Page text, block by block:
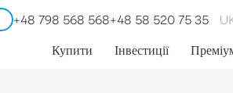
+48 798 568 568+48 58 520 75 35
Купити Інвестиції